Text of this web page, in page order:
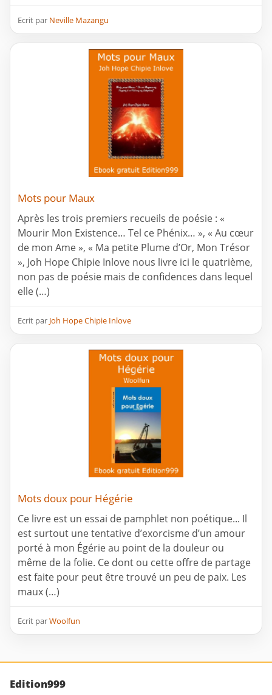
Ecrit par Neville Mazangu
Mots pour Maux
Après les trois premiers recueils de poésie : «
Mourir Mon Existence… Tel ce Phénix… », « Au cœur
de mon Ame », « Ma petite Plume d’Or, Mon Trésor
», Joh Hope Chipie Inlove nous livre ici le quatrième,
non pas de poésie mais de confidences dans lequel
elle (…)
Ecrit par Joh Hope Chipie Inlove
Mots doux pour Hégérie
Ce livre est un essai de pamphlet non poétique... Il
est surtout une tentative d’exorcisme d’un amour
porté à mon Égérie au point de la douleur ou
même de la folie. Ce dont ou cette offre de partage
est faite pour peut être trouvé un peu de paix. Les
maux (…)
Ecrit parWoolfun
Edition999